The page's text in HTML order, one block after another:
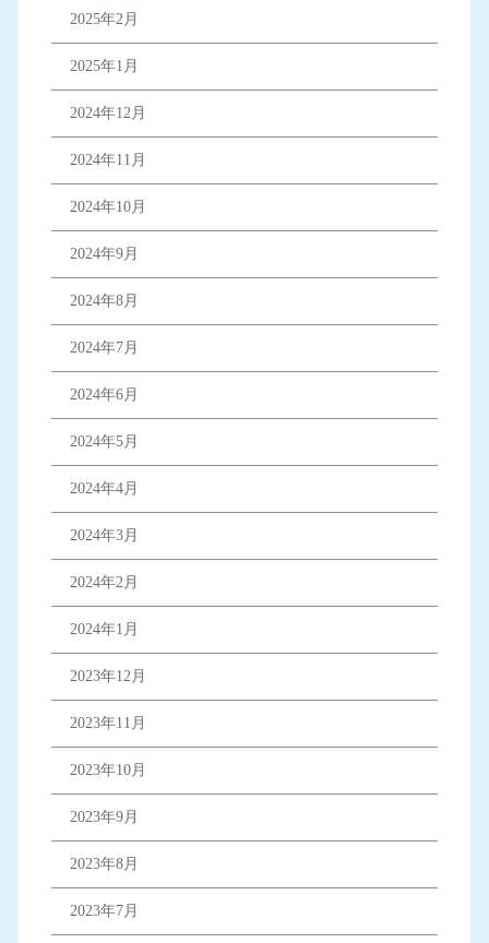
2025年2月
2025年1月
2024年12月
2024年11月
2024年10月
2024年9月
2024年8月
2024年7月
2024年6月
2024年5月
2024年4月
2024年3月
2024年2月
2024年1月
2023年12月
2023年11月
2023年10月
2023年9月
2023年8月
2023年7月